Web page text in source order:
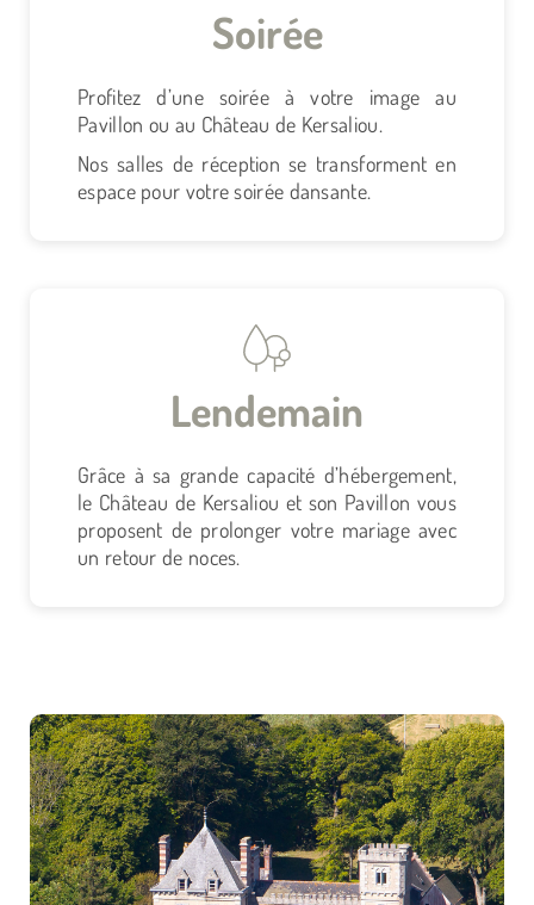
Soirée
Profitez d’une soirée à votre image au
Pavillon ou au Château de Kersaliou.
Nos salles de réception se transforment en
espace pour votre soirée dansante.
Lendemain
Grâce à sa grande capacité d’hébergement,
le Château de Kersaliou et son Pavillon vous
proposent de prolonger votre mariage avec
un retour de noces.